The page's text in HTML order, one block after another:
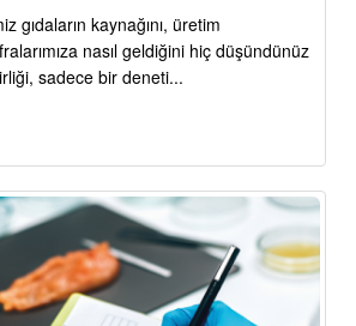
gıdaların kaynağını, üretim
nasıl geldiğini hiç düşündünüz
sadece bir deneti...